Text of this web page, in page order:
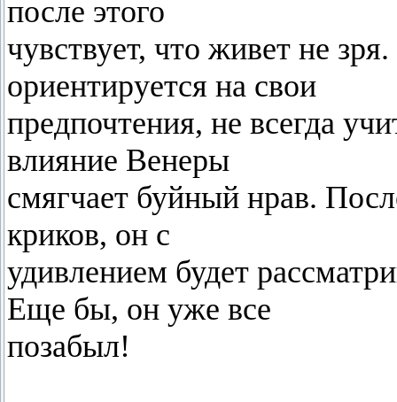
после этого
чувствует, что живет не
ориентируется на свои
предпочтения, не всегда
влияние Венеры
смягчает буйный нрав.
криков, он с
удивлением будет
Еще бы, он уже все
позабыл!